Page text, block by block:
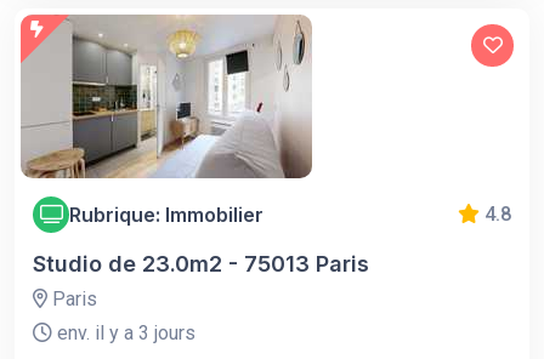
Rubrique: Immobilier 4.8
Studio de 23.0m2 - 75013 Paris
Paris
env. il y a 3 jours